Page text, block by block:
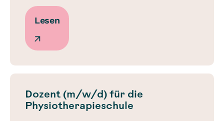
Lesen
Dozent (m/w/d) für die
Physiotherapieschule